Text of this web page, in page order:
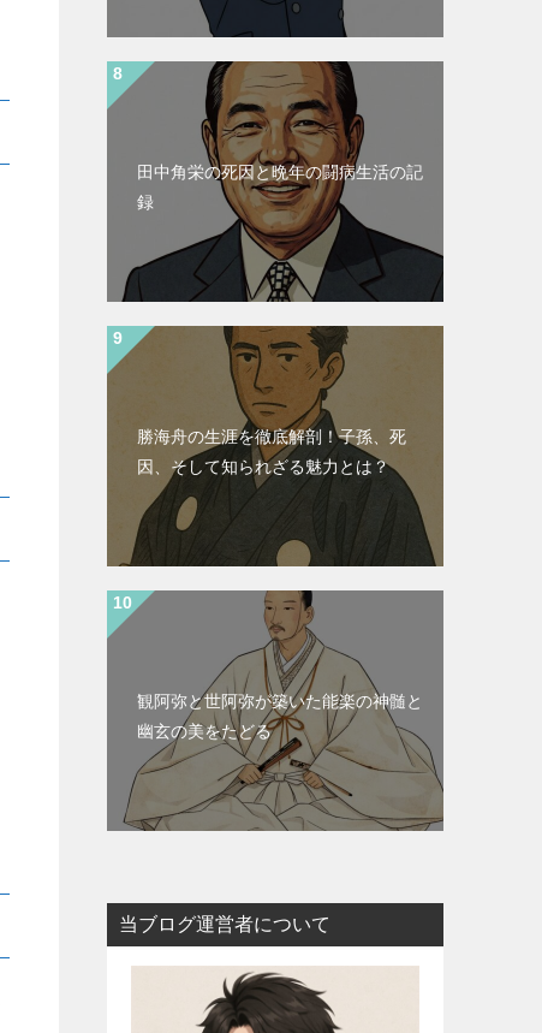
田中角栄の死因と晩年の闘病生活の記
録
勝海舟の生涯を徹底解剖！子孫、死
因、そして知られざる魅力とは？
観阿弥と世阿弥が築いた能楽の神髄と
幽玄の美をたどる
当ブログ運営者について